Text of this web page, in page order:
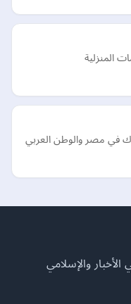
المنزلية
في مصر والوطن العربي
الأخبار والإسلامي